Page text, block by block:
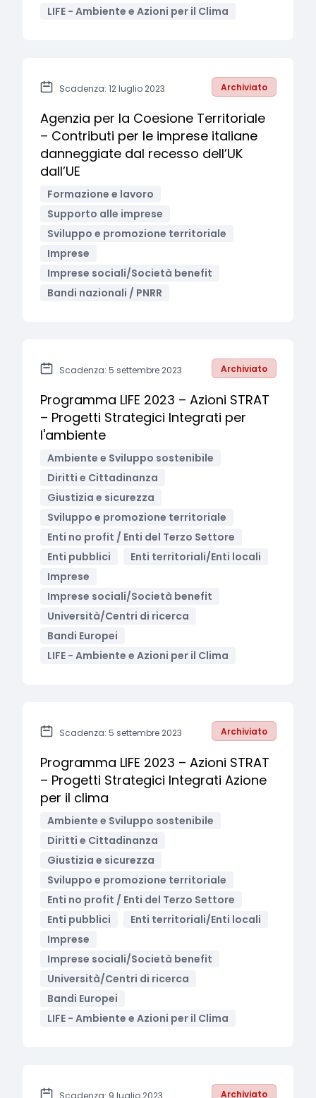
LIFE - Ambiente e Azioni per il Clima
Scadenza: 12 luglio 2023 Archiviato
Agenzia per la Coesione Territoriale
– Contributi per le imprese italiane
danneggiate dal recesso dell’UK
dall’UE
Formazione e lavoro
Supporto alle imprese
Sviluppo e promozione territoriale
Imprese
Imprese sociali/Società benefit
Bandi nazionali / PNRR
Scadenza: 5 settembre 2023 Archiviato
Programma LIFE 2023 – Azioni STRAT
– Progetti Strategici Integrati per
l'ambiente
Ambiente e Sviluppo sostenibile
Diritti e Cittadinanza
Giustizia e sicurezza
Sviluppo e promozione territoriale
Enti no profit / Enti del Terzo Settore
Enti pubblici
Enti territoriali/Enti locali
Imprese
Imprese sociali/Società benefit
Università/Centri di ricerca
Bandi Europei
LIFE - Ambiente e Azioni per il Clima
Scadenza: 5 settembre 2023 Archiviato
Programma LIFE 2023 – Azioni STRAT
– Progetti Strategici Integrati Azione
per il clima
Ambiente e Sviluppo sostenibile
Diritti e Cittadinanza
Giustizia e sicurezza
Sviluppo e promozione territoriale
Enti no profit / Enti del Terzo Settore
Enti pubblici
Enti territoriali/Enti locali
Imprese
Imprese sociali/Società benefit
Università/Centri di ricerca
Bandi Europei
LIFE - Ambiente e Azioni per il Clima
Scadenza: 9 luglio 2023 Archiviato